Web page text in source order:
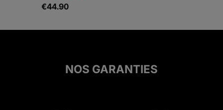
Note5.00
€44.90
NOS GARANTIES